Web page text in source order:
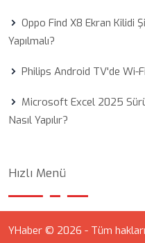
Oppo Find X8 Ekran Kilidi
Yapılmalı?
Philips Android TV'de Wi-
Microsoft Excel 2025
Nasıl Yapılır?
Hızlı Menü
YHaber © 2026 - Tüm hakları